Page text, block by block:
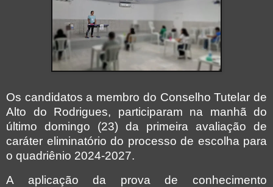
Os candidatos a membro do Conselho Tutelar de
Alto do Rodrigues, participaram na manhã do
último domingo (23) da primeira avaliação de
caráter eliminatório do processo de escolha para
o quadriênio 2024-2027.
A aplicação da prova de conhecimento